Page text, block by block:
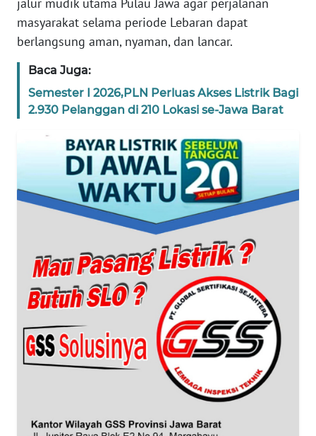
masyarakat selama periode Lebaran dapat
berlangsung aman, nyaman, dan lancar.
Baca Juga:
Semester I 2026,PLN Perluas Akses Listrik Bagi
2.930 Pelanggan di 210 Lokasi se-Jawa Barat
Wahana
News
Regional
WN
SUMUT
WN
WN
BANTEN
WN
NTT
WN
PAPUA